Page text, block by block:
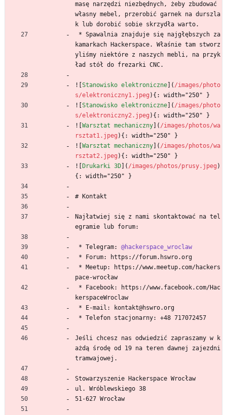
masę narzędzi niezbędnych, żeby zbudować
własny mebel, przerobić garnek na durszla
k lub dorobić sobie skrzydła warto.
kamarkach Hackerspace. Właśnie tam stworz
yliśmy niektóre z naszych mebli, na przyk
ład stół do frezarki CNC.
![ Stanowisko elektroniczne ]( /images/photo
s/elektroniczny1.jpeg ){: width="250" }
![ Stanowisko elektroniczne ]( /images/photo
s/elektroniczny2.jpeg ){: width="250" }
![ Warsztat mechaniczny ]( /images/photos/wa
rsztat1.jpeg ){: width="250" }
![ Warsztat mechaniczny ]( /images/photos/wa
rsztat2.jpeg ){: width="250" }
![
Drukarki 3D ]( /images/photos/prusy.jpeg )
{: width="250" }
# Kontakt
Najłatwiej się z nami skontaktować na tel
egramie lub forum:
* Telegram: @hackerspace_wroclaw
* Forum: https://forum.hswro.org
pace-wrocław
kerspaceWroclaw
* E-mail: kontakt@hswro.org
* Telefon stacjonarny: +48 717072457
Jeśli chcesz nas odwiedzić zapraszamy w k
ażdą środę od 19 na teren dawnej zajezdni
tramwajowej.
Stowarzyszenie Hackerspace Wrocław
ul. Wróblewskiego 38
51-627 Wrocław